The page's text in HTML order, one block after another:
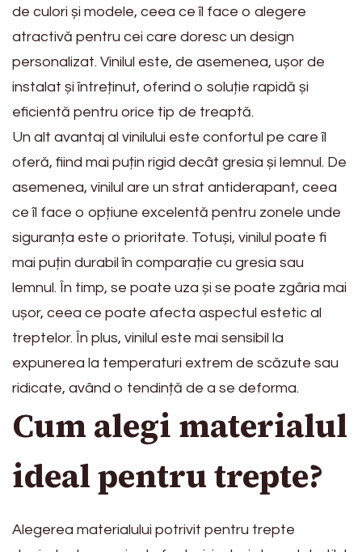
de culori și modele, ceea ce îl face o alegere
atractivă pentru cei care doresc un design
personalizat. Vinilul este, de asemenea, ușor de
instalat și întreținut, oferind o soluție rapidă și
eficientă pentru orice tip de treaptă.
Un alt avantaj al vinilului este confortul pe care îl
oferă, fiind mai puțin rigid decât gresia și lemnul. De
asemenea, vinilul are un strat antiderapant, ceea
ce îl face o opțiune excelentă pentru zonele unde
siguranța este o prioritate. Totuși, vinilul poate fi
mai puțin durabil în comparație cu gresia sau
lemnul. În timp, se poate uza și se poate zgâria mai
ușor, ceea ce poate afecta aspectul estetic al
treptelor. În plus, vinilul este mai sensibil la
expunerea la temperaturi extrem de scăzute sau
ridicate, având o tendință de a se deforma.
Cum alegi materialul
ideal pentru trepte?
Alegerea materialului potrivit pentru trepte